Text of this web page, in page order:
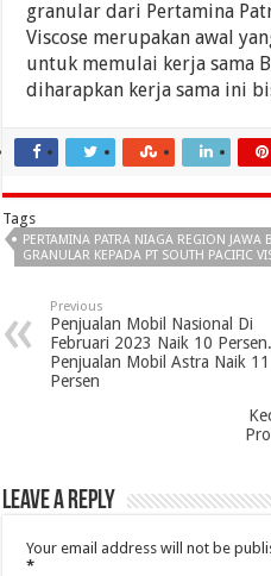
granular dari Pertamina
Viscose merupakan awal
untuk memulai kerja sama
diharapkan kerja sama ini
Tags
PERTAMINA PATRA NIAGA REGION JAWA
GRANULAR KEPADA PT SOUTH PACIFIC
Previous
Penjualan Mobil Nasional Di
Februari 2023 Naik 10 Persen.
Penjualan Mobil Astra Naik 11
Persen
Leave a Reply
Your email address will not be
*